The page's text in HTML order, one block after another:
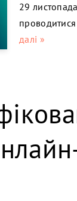
29
проводитися
далі »